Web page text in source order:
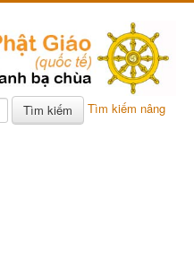
Tìm kiếm
Tìm kiếm nâng